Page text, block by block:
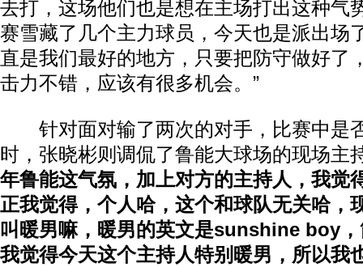
去打，这场他们也是想在主场打出这种气
赛雪藏了几个主力球员，今天也是派出场
直是我们最好的地方，只要把防守做好了
击力不错，应该有很多机会。”
针对面对输了两次的对手，比赛中是
时，张晓彬则调侃了鲁能大球场的现场主
年鲁能这气氛，加上对方的主持人，我觉
正我觉得，个人哈，这个和球队无关哈，
叫暖男嘛，暖男的英文是sunshine boy
我觉得今天这个主持人特别暖男，所以我